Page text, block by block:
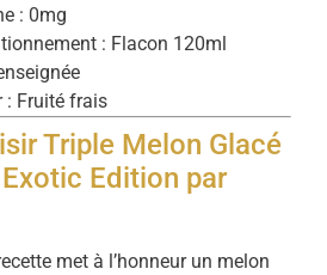
: 0mg
: Flacon 120ml
: Fruité frais
Triple Melon Glacé
Edition par
met à l’honneur un melon